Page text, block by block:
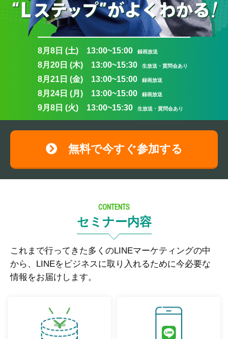
8月8日 (土) 13:00~15:00 録画放送
8月20日 (木) 13:00~15:30 生放送・質問会あり
8月21日 (金) 13:00~15:00 録画放送
8月24日 (月) 13:00~15:00 録画放送
9月8日 (火) 13:00~15:30 生放送・質問会あり
無料で今すぐ参加する
CONTENTS
セミナー内容
これまで行ってきた多くのLINEマーケティングの中
から、LINEをビジネスに取り入れるために今必要な
情報をお届けします。